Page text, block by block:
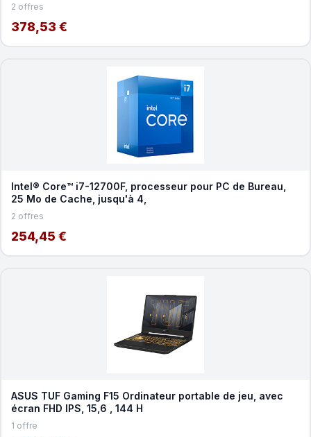
2 offres
378,53 €
Intel® Core™ i7-12700F, processeur pour PC de Bureau,
25 Mo de Cache, jusqu'à 4,
2 offres
254,45 €
ASUS TUF Gaming F15 Ordinateur portable de jeu, avec
écran FHD IPS, 15,6 , 144 H
1 offre